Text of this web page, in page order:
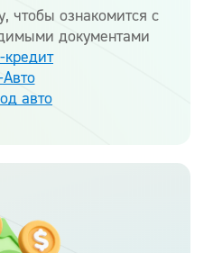
чтобы ознакомится с
документами
кредит
авто